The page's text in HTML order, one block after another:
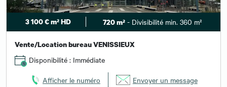
3 100 € m² HD 720 m² - Divisibilité min. 360 m²
Vente/Location bureau VENISSIEUX
Disponibilité : Immédiate
Afficher le numéro Envoyer un message